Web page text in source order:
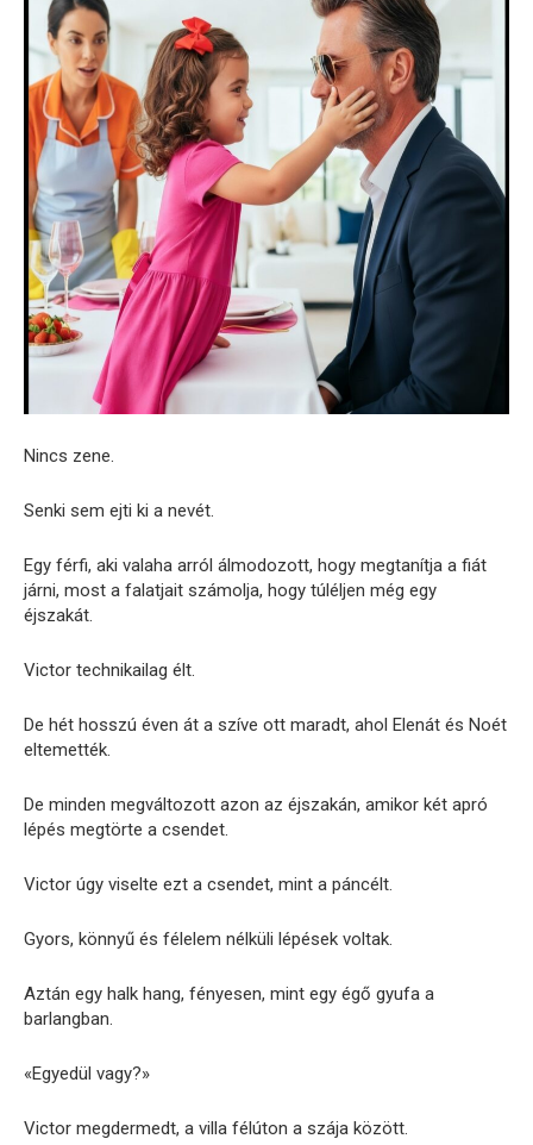
Nincs zene.
Senki sem ejti ki a nevét.
Egy férfi, aki valaha arról álmodozott, hogy megtanítja a fiát
járni, most a falatjait számolja, hogy túléljen még egy
éjszakát.
Victor technikailag élt.
De hét hosszú éven át a szíve ott maradt, ahol Elenát és Noét
eltemették.
De minden megváltozott azon az éjszakán, amikor két apró
lépés megtörte a csendet.
Victor úgy viselte ezt a csendet, mint a páncélt.
Gyors, könnyű és félelem nélküli lépések voltak.
Aztán egy halk hang, fényesen, mint egy égő gyufa a
barlangban.
«Egyedül vagy?»
Victor megdermedt, a villa félúton a szája között.